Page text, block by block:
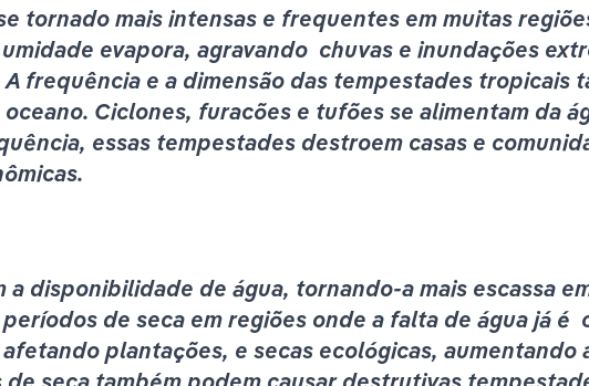
tornado mais intensas e frequentes em muitas
evapora, agravando  chuvas e inundações
frequência e a dimensão das tempestades tropicais
Ciclones, furacões e tufões se alimentam da
essas tempestades destroem casas e
disponibilidade de água, tornando-a mais escassa
de seca em regiões onde a falta de água já é
plantações, e secas ecológicas, aumentando